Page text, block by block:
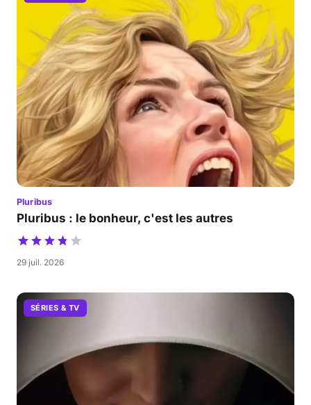
Pluribus
Pluribus : le bonheur, c'est les autres
29 juil. 2026
SÉRIES & TV